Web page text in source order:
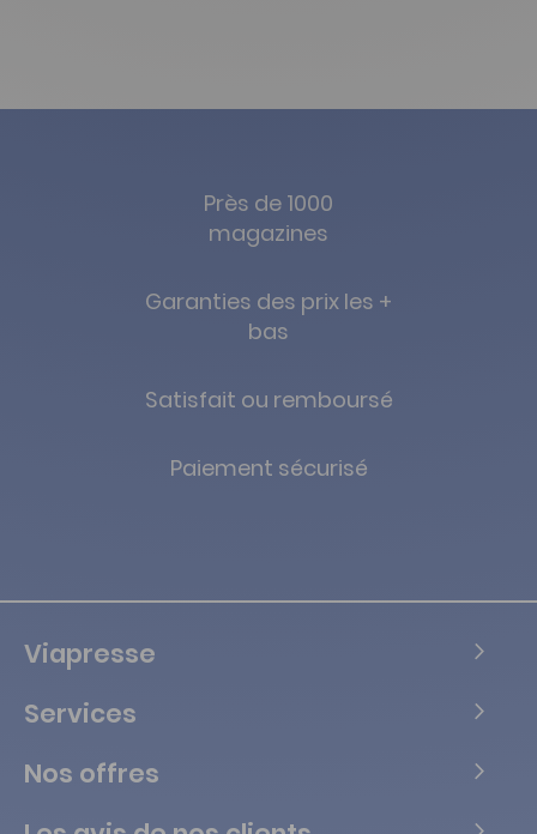
Près de 1000
magazines
Garanties des prix les +
bas
Satisfait ou remboursé
Paiement sécurisé
Viapresse
Services
Nos offres